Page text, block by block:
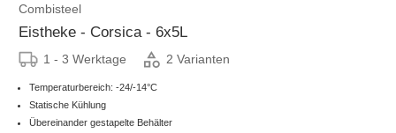
Combisteel
Eistheke - Corsica - 6x5L
1 - 3 Werktage 2 Varianten
Temperaturbereich: -24/-14°C
Statische Kühlung
Übereinander gestapelte Behälter